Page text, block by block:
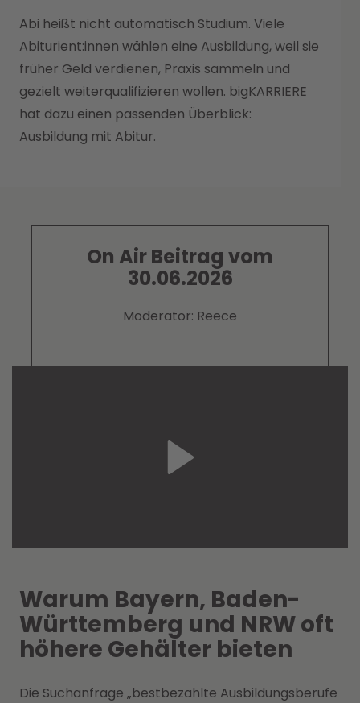
Abi heißt nicht automatisch Studium. Viele
Abiturient:innen wählen eine Ausbildung, weil sie
früher Geld verdienen, Praxis sammeln und
gezielt weiterqualifizieren wollen. bigKARRIERE
hat dazu einen passenden Überblick:
Ausbildung mit Abitur.
On Air Beitrag vom
30.06.2026
Moderator: Reece
Warum Bayern, Baden-
Württemberg und NRW oft
höhere Gehälter bieten
Die Suchanfrage „bestbezahlte Ausbildungsberufe